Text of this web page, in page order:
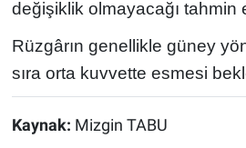
değişiklik olmayacağı tahmin
Rüzgârın genellikle güney
sıra orta kuvvette esmesi
Kaynak: Mizgin TABU